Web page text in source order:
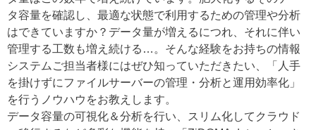
タ容量を確認し、最適な状態で利用するための管理や分析
はできていますか？データ量が増えるにつれ、それに伴い
管理する工数も増え続ける…。そんな経験をお持ちの情報
システムご担当者様にはぜひ知っていただきたい、「人手
を掛けずにファイルサーバーの管理・分析と運用効率化」
を行うノウハウをお教えします。
データ容量の可視化＆分析を行い、スリム化してクラウド